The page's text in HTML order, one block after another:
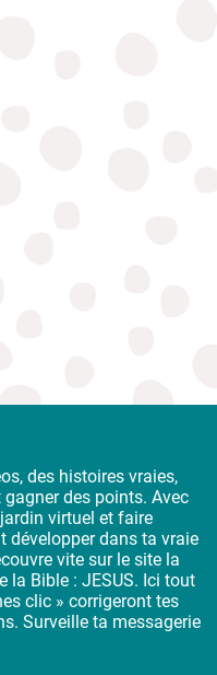
des histoires vraies,
des points. Avec
virtuel et faire
développer dans ta vraie
vite sur le site la
la Bible : JESUS. Ici tout
clic » corrigeront tes
Surveille ta messagerie